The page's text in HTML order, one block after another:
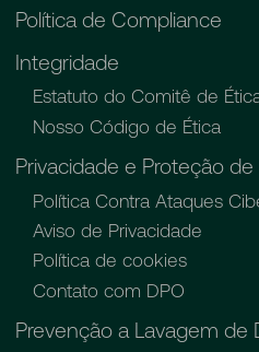
Política de Compliance
Integridade
Estatuto do Comitê de
Nosso Código de Ética
Privacidade e Proteção de
Política Contra Ataques
Aviso de Privacidade
Política de cookies
Contato com DPO
Prevenção a Lavagem de